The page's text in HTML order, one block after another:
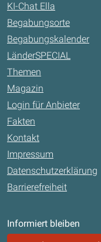
KI-Chat Ella
Begabungsorte
Begabungskalender
LänderSPECIAL
Themen
Magazin
Login für Anbieter
Fakten
Kontakt
Impressum
Datenschutzerklärung
Barrierefreiheit
Informiert bleiben